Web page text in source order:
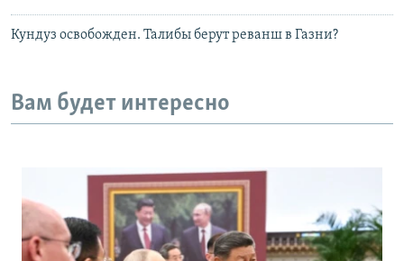
Кундуз освобожден. Талибы берут реванш в Газни?
Вам будет интересно